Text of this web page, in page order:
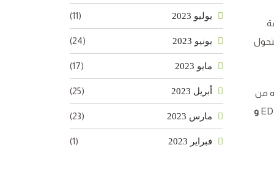
لكنه غير فعال في الترب القلوية أي ذات درجة حموضة أكثر من7.0 إذ يتحول
من
و
يوليو 2023 (11)
يونيو 2023 (24)
مايو 2023 (17)
أبريل 2023 (25)
مارس 2023 (23)
فبراير 2023 (1)